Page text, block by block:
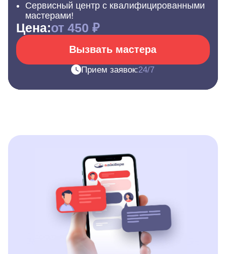
Сервисный центр с квалифицированными
мастерами!
Цена:от 450 ₽
Вызвать мастера
Прием заявок:24/7